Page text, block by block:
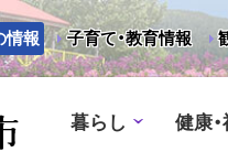
情報 子育て・教育情報
暮らし 健康